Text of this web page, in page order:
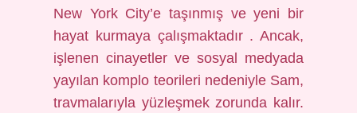
New York City’e taşınmış ve yeni bir
hayat kurmaya çalışmaktadır . Ancak,
işlenen cinayetler ve sosyal medyada
yayılan komplo teorileri nedeniyle Sam,
travmalarıyla yüzleşmek zorunda kalır.